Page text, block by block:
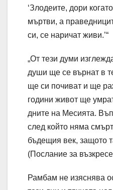
‘Злодеите, дори
мъртви, а
си, се наричат живи.’“
„От тези думи
души ще се върнат в
ще си почиват и ще
години живот ще
дните на Месията.
след който няма
бъдещия век, защото
(Послание за
Рамбам не изяснява